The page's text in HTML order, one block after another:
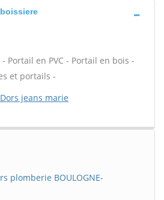
Portail en PVC - Portail en bois -
et portails -
Dors jeans marie
plomberie BOULOGNE-